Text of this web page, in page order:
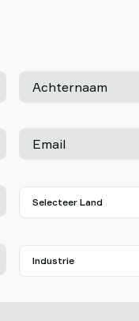
Achternaam
Email